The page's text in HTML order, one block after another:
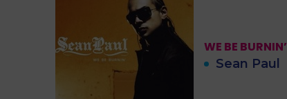
WE BE BURNIN’
Sean Paul